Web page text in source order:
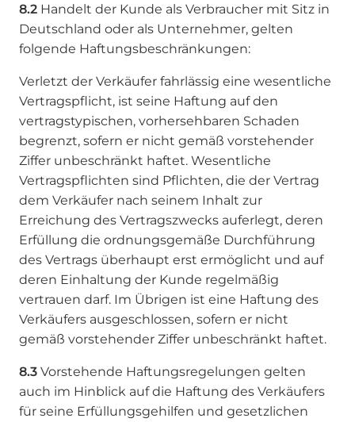
8.2 Handelt der Kunde als Verbraucher mit Sitz in
Deutschland oder als Unternehmer, gelten
folgende Haftungsbeschränkungen:
Verletzt der Verkäufer fahrlässig eine wesentliche
Vertragspflicht, ist seine Haftung auf den
vertragstypischen, vorhersehbaren Schaden
begrenzt, sofern er nicht gemäß vorstehender
Ziffer unbeschränkt haftet. Wesentliche
Vertragspflichten sind Pflichten, die der Vertrag
dem Verkäufer nach seinem Inhalt zur
Erreichung des Vertragszwecks auferlegt, deren
Erfüllung die ordnungsgemäße Durchführung
des Vertrags überhaupt erst ermöglicht und auf
deren Einhaltung der Kunde regelmäßig
vertrauen darf. Im Übrigen ist eine Haftung des
Verkäufers ausgeschlossen, sofern er nicht
gemäß vorstehender Ziffer unbeschränkt haftet.
8.3 Vorstehende Haftungsregelungen gelten
auch im Hinblick auf die Haftung des Verkäufers
für seine Erfüllungsgehilfen und gesetzlichen